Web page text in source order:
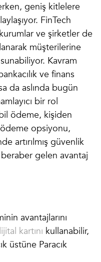
geniş kitlelere
FinTech
ve şirketler de
müşterilerine
Kavram
ve finans
da aslında bugün
bir rol
ödeme, kişiden
opsiyonu,
artırılmış güvenlik
gelen avantaj
avantajlarını
kartını kullanabilir,
üstüne Paracık